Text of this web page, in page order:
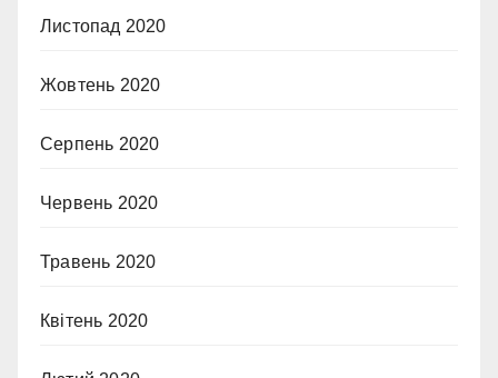
Листопад 2020
Жовтень 2020
Серпень 2020
Червень 2020
Травень 2020
Квітень 2020